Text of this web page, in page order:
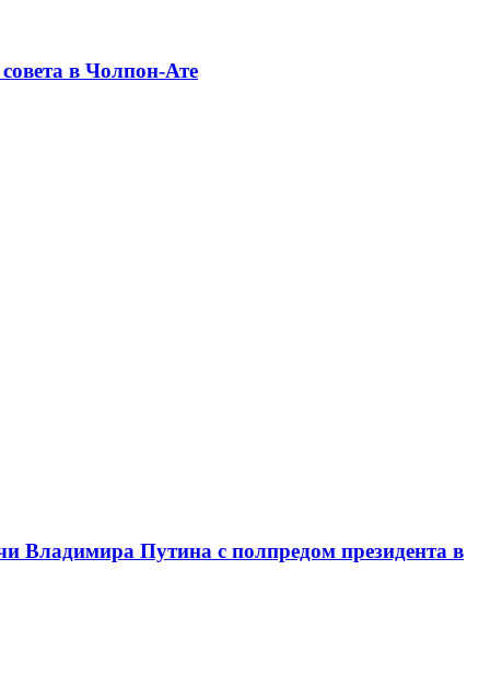
в Чолпон-Ате
Владимира Путина с полпредом президента в